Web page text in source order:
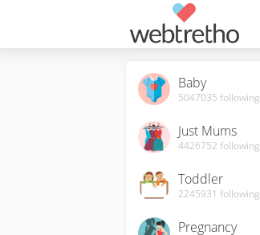
Baby
5047035 following
Just Mums
4426752 following
Toddler
2245931 following
Pregnancy